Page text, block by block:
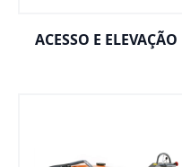
ACESSO E ELEVAÇÃO